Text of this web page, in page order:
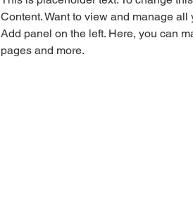
Content. Want to view and manage
Add panel on the left. Here, you can
pages and more.